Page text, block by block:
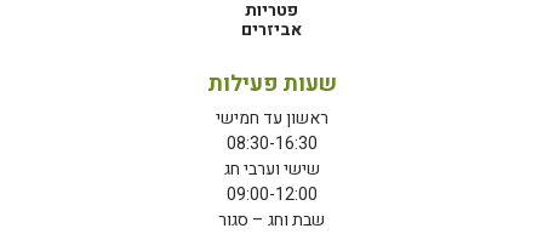
פטריות
אביזרים
שעות פעילות
ראשון עד חמישי
08:30-16:30
שישי וערבי חג
09:00-12:00
שבת וחג – סגור